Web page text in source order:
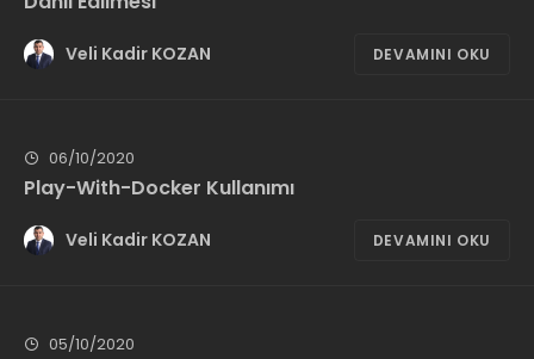
Veli Kadir KOZAN DEVAMINI OKU
06/10/2020
Play-With-Docker Kullanımı
Veli Kadir KOZAN DEVAMINI OKU
05/10/2020